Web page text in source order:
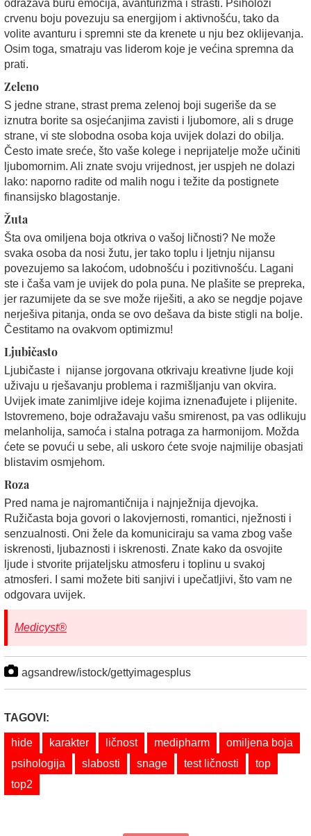
odražava buru emocija, avanturizma i strasti. Psiholozi
crvenu boju povezuju sa energijom i aktivnošću, tako da
volite avanturu i spremni ste da krenete u nju bez oklijevanja.
Osim toga, smatraju vas liderom koje je većina spremna da
prati.
Zeleno
S jedne strane, strast prema zelenoj boji sugeriše da se
iznutra borite sa osjećanjima zavisti i ljubomore, ali s druge
strane, vi ste slobodna osoba koja uvijek dolazi do obilja.
Često imate sreće, što vaše kolege i neprijatelje može učiniti
ljubomornim. Ali znate svoju vrijednost, jer uspjeh ne dolazi
lako: naporno radite od malih nogu i težite da postignete
finansijsko blagostanje.
Žuta
Šta ova omiljena boja otkriva o vašoj ličnosti? Ne može
svaka osoba da nosi žutu, jer tako toplu i ljetnju nijansu
povezujemo sa lakoćom, udobnošću i pozitivnošću. Lagani
ste i čaša vam je uvijek do pola puna. Ne plašite se prepreka,
jer razumijete da se sve može riješiti, a ako se negdje pojave
nerješiva pitanja, onda se ovo dešava da biste stigli na bolje.
Čestitamo na ovakvom optimizmu!
Ljubičasto
Ljubičaste i nijanse jorgovana otkrivaju kreativne ljude koji
uživaju u rješavanju problema i razmišljanju van okvira.
Uvijek imate zanimljive ideje kojima iznenađujete i plijenite.
Istovremeno, boje odražavaju vašu smirenost, pa vas odlikuju
melanholija, samoća i stalna potraga za harmonijom. Možda
ćete se povući u sebe, ali uskoro ćete svoje najmilije obasjati
blistavim osmjehom.
Roza
Pred nama je najromantičnija i najnježnija djevojka.
Ružičasta boja govori o lakovjernosti, romantici, nježnosti i
senzualnosti. Oni žele da komuniciraju sa vama zbog vaše
iskrenosti, ljubaznosti i iskrenosti. Znate kako da osvojite
ljude i stvorite prijateljsku atmosferu i toplinu u svakoj
atmosferi. I sami možete biti sanjivi i upečatljivi, što vam ne
odgovara uvijek.
Medicyst®
agsandrew/istock/gettyimagesplus
TAGOVI:
hide karakter ličnost medipharm
omiljena boja
psihologija
slabosti snage test ličnosti
top
top2